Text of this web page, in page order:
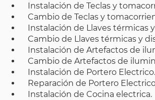
Instalación de Teclas y
Cambio de Teclas y
Instalación de Llaves térmicas
Cambio de Llaves térmicas y
Instalación de Artefactos de
Cambio de Artefactos de
Instalación de Portero Electrico.
Reparación de Portero
Instalación de Cocina electrica.